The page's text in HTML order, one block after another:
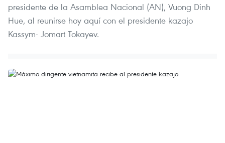
presidente de la Asamblea Nacional (AN), Vuong Dinh
Hue, al reunirse hoy aquí con el presidente kazajo
Kassym- Jomart Tokayev.